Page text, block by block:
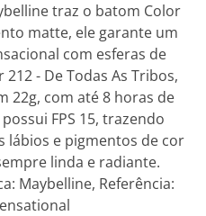
traz o batom Color
matte, ele garante um
com esferas de
- De Todas As Tribos,
22g, com até 8 horas de
FPS 15, trazendo
lábios e pigmentos de cor
linda e radiante.
Maybelline, Referência: